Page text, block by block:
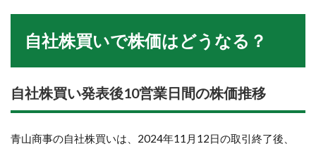
自社株買いで株価はどうなる？
自社株買い発表後10営業日間の株価推移
青山商事の自社株買いは、2024年11月12日の取引終了後、